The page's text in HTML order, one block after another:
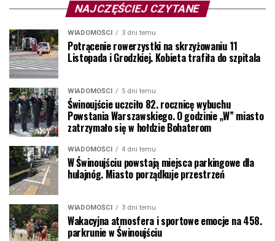
NAJCZĘŚCIEJ CZYTANE
WIADOMOŚCI 3 dni temu
Potrącenie rowerzystki na skrzyżowaniu 11
Listopada i Grodzkiej. Kobieta trafiła do szpitala
WIADOMOŚCI 5 dni temu
Świnoujście uczciło 82. rocznicę wybuchu
Powstania Warszawskiego. O godzinie „W” miasto
zatrzymało się w hołdzie Bohaterom
WIADOMOŚCI 4 dni temu
W Świnoujściu powstają miejsca parkingowe dla
hulajnóg. Miasto porządkuje przestrzeń
WIADOMOŚCI 3 dni temu
Wakacyjna atmosfera i sportowe emocje na 458.
parkrunie w Świnoujściu